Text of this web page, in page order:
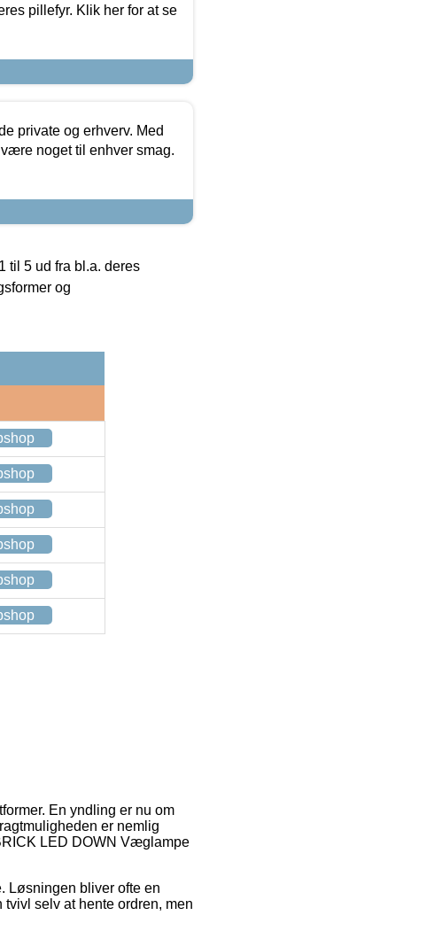
pillefyr. Klik her for at se
private og erhverv. Med
noget til enhver smag.
til 5 ud fra bl.a. deres
og
En yndling er nu om
er nemlig
LED DOWN Væglampe
Løsningen bliver ofte en
selv at hente ordren, men